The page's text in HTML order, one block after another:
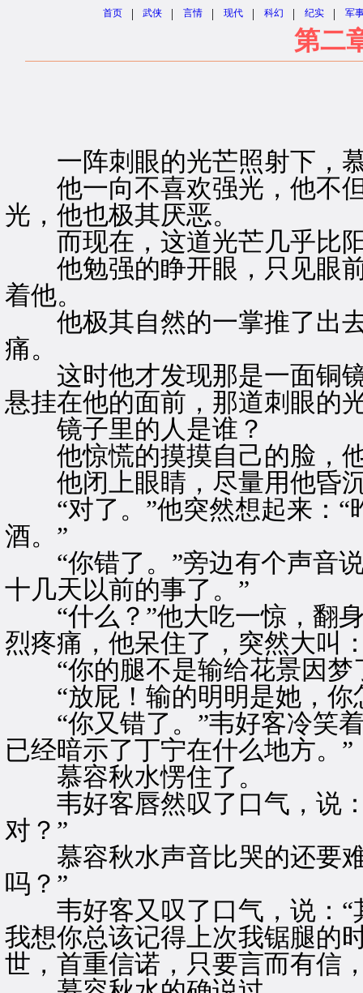
首页 | 武侠 | 言情 | 现代 | 科幻 | 纪实 | 军
第二
一阵刺眼的光芒照射下，
他一向不喜欢强光，他不但
光，他也极其厌恶。
而现在，这道光芒几乎比
他勉强的睁开眼，只见眼前
着他。
他极其自然的一掌推了出去
痛。
这时他才发现那是一面铜镜
悬挂在他的面前，那道刺眼的
镜子里的人是谁？
他惊慌的摸摸自己的脸，
他闭上眼睛，尽量用他昏沉
“对了。”他突然想起来：“
酒。”
“你错了。”旁边有个声音说
十几天以前的事了。”
“什么？”他大吃一惊，翻身
烈疼痛，他呆住了，突然大叫
“你的腿不是输给花景因梦
“放屁！输的明明是她，你
“你又错了。”韦好客冷笑着
已经暗示了丁宁在什么地方。”
慕容秋水愣住了。
韦好客唇然叹了口气，说：
对？”
慕容秋水声音比哭的还要难
吗？”
韦好客又叹了口气，说：“
我想你总该记得上次我锯腿的
世，首重信诺，只要言而有信